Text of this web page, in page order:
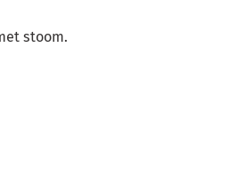
stoom.